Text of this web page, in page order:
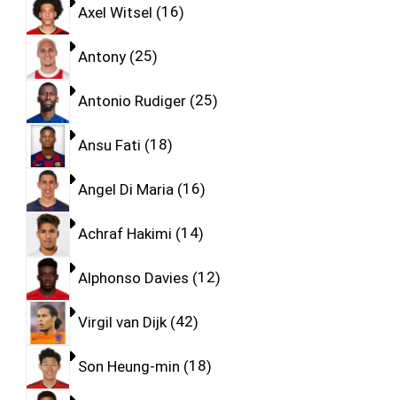
Axel Witsel 16
Antony 25
Antonio Rudiger 25
Ansu Fati 18
Angel Di Maria 16
Achraf Hakimi 14
Alphonso Davies 12
Virgil van Dijk 42
Son Heung-min 18